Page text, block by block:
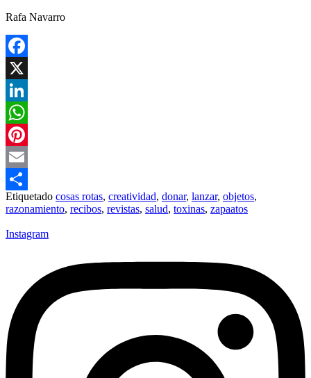
Rafa Navarro
Facebook
X
LinkedIn
WhatsApp
Pinterest
Email
Compartir
Etiquetado cosas rotas, creatividad, donar, lanzar, objetos,
razonamiento, recibos, revistas, salud, toxinas, zapaatos
Instagram